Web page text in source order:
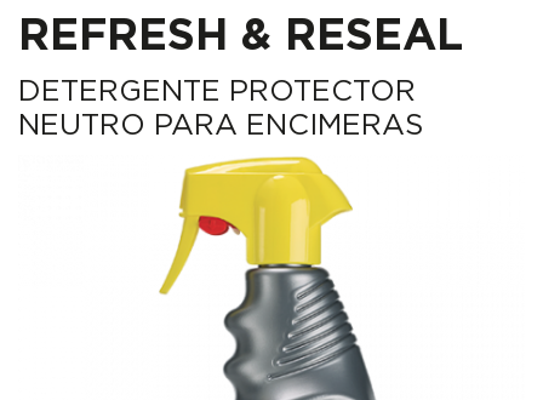
REFRESH & RESEAL
DETERGENTE PROTECTOR
NEUTRO PARA ENCIMERAS